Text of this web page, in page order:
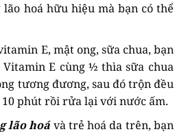
hoá hữu hiệu mà bạn có thể
E, mật ong, sữa chua, bạn
E cùng ½ thìa sữa chua
tương đương, sau đó trộn đều
phút rồi rửa lại với nước ấm.
lão hoávà trẻ hoá da trên, bạn